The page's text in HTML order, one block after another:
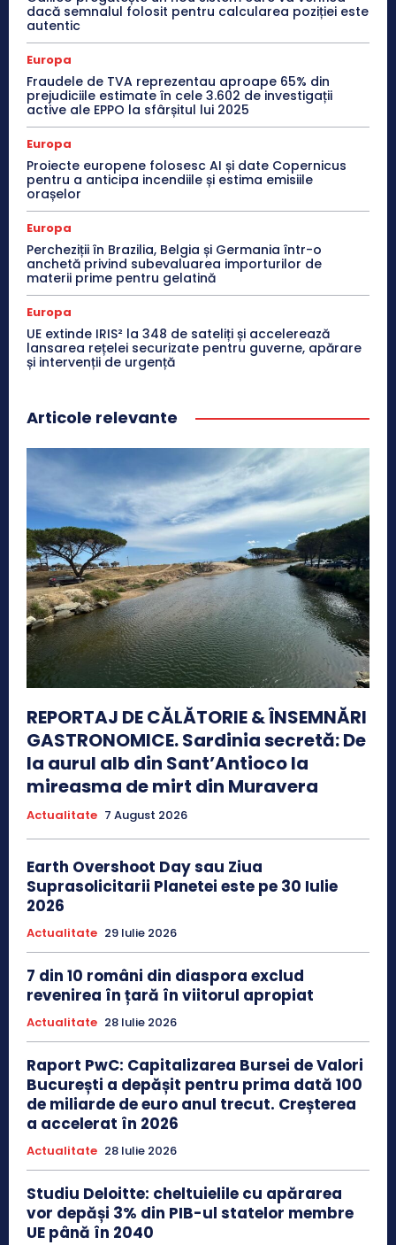
dacă semnalul folosit pentru calcularea poziției este
autentic
Europa
Fraudele de TVA reprezentau aproape 65% din
prejudiciile estimate în cele 3.602 de investigații
active ale EPPO la sfârșitul lui 2025
Europa
Proiecte europene folosesc AI și date Copernicus
pentru a anticipa incendiile și estima emisiile
orașelor
Europa
Percheziții în Brazilia, Belgia și Germania într-o
anchetă privind subevaluarea importurilor de
materii prime pentru gelatină
Europa
UE extinde IRIS² la 348 de sateliți și accelerează
lansarea rețelei securizate pentru guverne, apărare
și intervenții de urgență
Articole relevante
REPORTAJ DE CĂLĂTORIE & ÎNSEMNĂRI
GASTRONOMICE. Sardinia secretă: De
la aurul alb din Sant’Antioco la
mireasma de mirt din Muravera
Actualitate 7 August 2026
Earth Overshoot Day sau Ziua
Suprasolicitarii Planetei este pe 30 Iulie
2026
Actualitate 29 Iulie 2026
7 din 10 români din diaspora exclud
revenirea în țară în viitorul apropiat
Actualitate 28 Iulie 2026
Raport PwC: Capitalizarea Bursei de Valori
București a depășit pentru prima dată 100
de miliarde de euro anul trecut. Creșterea
a accelerat în 2026
Actualitate 28 Iulie 2026
Studiu Deloitte: cheltuielile cu apărarea
vor depăși 3% din PIB-ul statelor membre
UE până în 2040